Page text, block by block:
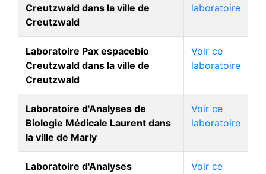
Creutzwald dans la ville de
Creutzwald
laboratoire
Laboratoire Pax espacebio
Creutzwald dans la ville de
Creutzwald
Voir ce
laboratoire
Laboratoire d'Analyses de
Biologie Médicale Laurent dans
la ville de Marly
Voir ce
laboratoire
Laboratoire d'Analyses Voir ce